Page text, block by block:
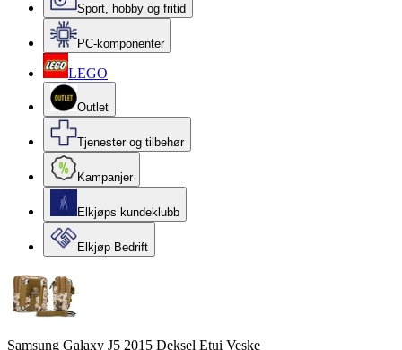
Sport, hobby og fritid
PC-komponenter
LEGO
Outlet
Tjenester og tilbehør
Kampanjer
Elkjøps kundeklubb
Elkjøp Bedrift
Samsung Galaxy J5 2015 Deksel Etui Veske